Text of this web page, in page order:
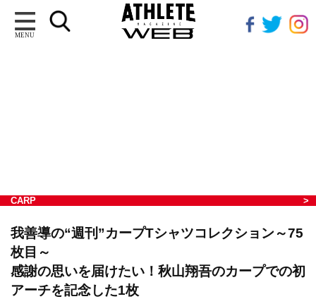
MENU
CARP
我善導の“週刊”カープTシャツコレクション～75
枚目～
感謝の思いを届けたい！秋山翔吾のカープでの初
アーチを記念した1枚